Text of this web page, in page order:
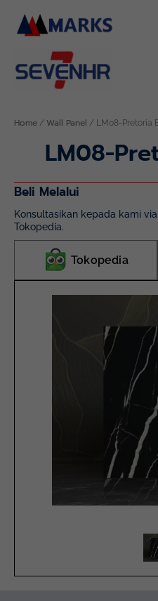
content
Home / Wall Panel / LM08-Pretoria
LM08-
Beli Melalui
Konsultasikan kepada kami
Tokopedia.
Tokopedia